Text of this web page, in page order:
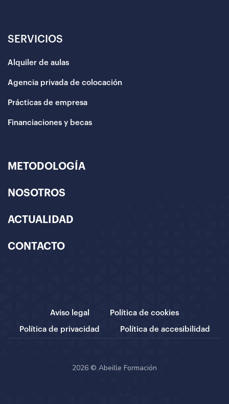
SERVICIOS
Alquiler de aulas
Agencia privada de colocación
Prácticas de empresa
Financiaciones y becas
METODOLOGÍA
NOSOTROS
ACTUALIDAD
CONTACTO
Aviso legal Política de cookies
Política de privacidad Política de accesibilidad
2026 © Abeille Formación